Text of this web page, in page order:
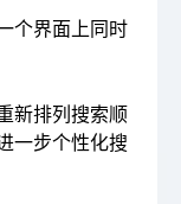
个界面上同时
新排列搜索顺
一步个性化搜